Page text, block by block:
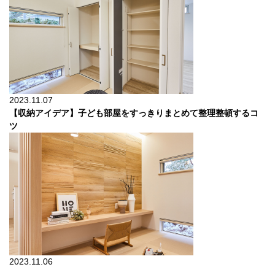
2023.11.07
【収納アイデア】子ども部屋をすっきりまとめて整理整頓するコ
ツ
2023.11.06